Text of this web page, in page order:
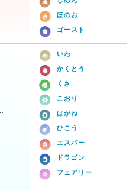
ほのお
ゴースト
いわ
かくとう
くさ
こおり
はがね
ひこう
エスパー
ドラゴン
フェアリー